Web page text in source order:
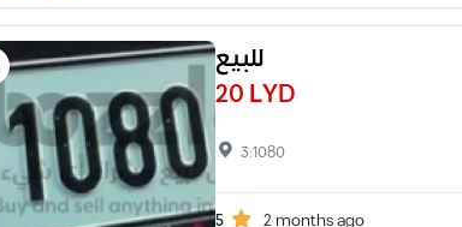
للبيع
20 LYD
3:1080
5 2 months ago